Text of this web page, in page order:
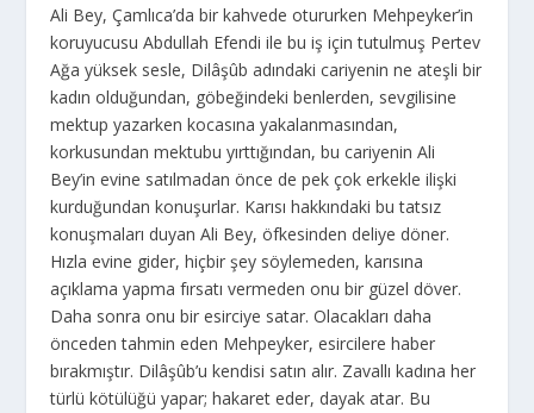
Ali Bey, Çamlıca’da bir kahvede otururken Mehpeyker’in
koruyucusu Abdullah Efendi ile bu iş için tutulmuş Pertev
Ağa yüksek sesle, Dilâşûb adındaki cariyenin ne ateşli bir
kadın olduğundan, göbeğindeki benlerden, sevgilisine
mektup yazarken kocasına yakalanmasından,
korkusundan mektubu yırttığından, bu cariyenin Ali
Bey’in evine satılmadan önce de pek çok erkekle ilişki
kurduğundan konuşurlar. Karısı hakkındaki bu tatsız
konuşmaları duyan Ali Bey, öfkesinden deliye döner.
Hızla evine gider, hiçbir şey söylemeden, karısına
açıklama yapma fırsatı vermeden onu bir güzel döver.
Daha sonra onu bir esirciye satar. Olacakları daha
önceden tahmin eden Mehpeyker, esircilere haber
bırakmıştır. Dilâşûb’u kendisi satın alır. Zavallı kadına her
türlü kötülüğü yapar; hakaret eder, dayak atar. Bu